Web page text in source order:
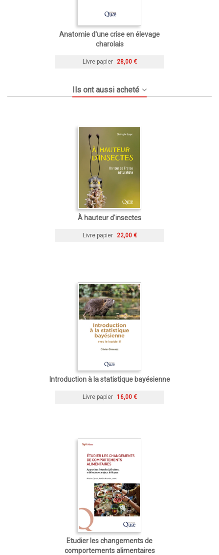
Anatomie d'une crise en élevage
charolais
Livre papier 28,00 €
Ils ont aussi acheté
À hauteur d'insectes
Livre papier 22,00 €
Introduction à la statistique bayésienne
Livre papier 16,00 €
Etudier les changements de
comportements alimentaires